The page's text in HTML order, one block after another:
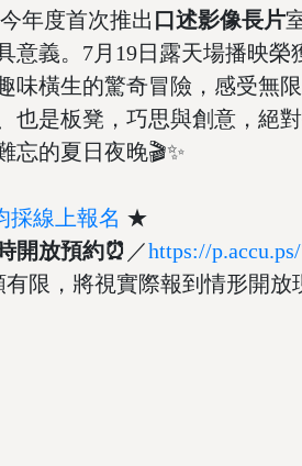
年度首次推出 口述影像長片
意義。7月19日露天場播映
味橫生的驚奇冒險，感受無
也是板凳，巧思與創意，絕
忘的夏日夜晚🎬✨
採線上報名 ★
開放預約⏰ ／https://
限，將視實際報到情形開放